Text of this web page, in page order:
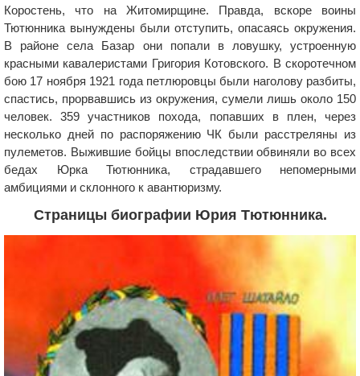
Коростень, что на Житомирщине. Правда, вскоре воины
Тютюнника вынуждены были отступить, опасаясь окружения.
В районе села Базар они попали в ловушку, устроенную
красными кавалеристами Григория Котовского. В скоротечном
бою 17 ноября 1921 года петлюровцы были наголову разбиты,
спастись, прорвавшись из окружения, сумели лишь около 150
человек. 359 участников похода, попавших в плен, через
несколько дней по распоряжению ЧК были расстреляны из
пулеметов. Выжившие бойцы впоследствии обвиняли во всех
бедах Юрка Тютюнника, страдавшего непомерными
амбициями и склонного к авантюризму.
Страницы биографии Юрия Тютюнника.